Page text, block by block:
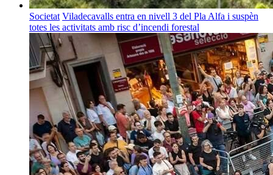
Societat Viladecavalls entra en nivell 3 del Pla Alfa i suspèn
totes les activitats amb risc d’incendi forestal